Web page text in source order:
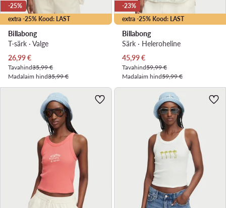
extra -25% Kood: LAST
-25%
Billabong
T-särk · Valge
Praegune hind
26,99€
Tavahind35,99 €
Madalaim hind35,99 €
extra -25% Kood: LAST
-23%
Billabong
Särk · Heleroheline
Praegune hind
45,99€
Tavahind59,99 €
Madalaim hind59,99 €